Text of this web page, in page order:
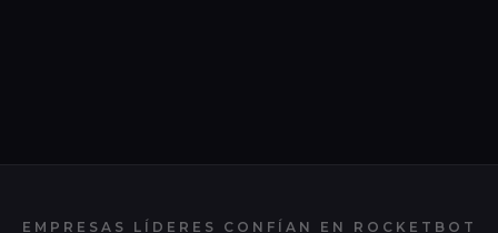
EMPRESAS LÍDERES CONFÍAN EN ROCKETBOT